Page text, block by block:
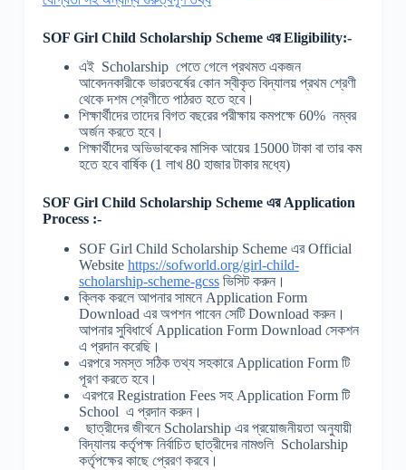
SOF Girl Child Scholarship Schemeএর Eligibility:-
এই Scholarship পেতে গেলে প্রথমত একজন
আবেদনকারীকে ভারতবর্ষের কোন স্বীকৃত বিদ্যালয় প্রথম শ্রেণী
থেকে দশম শ্রেণীতে পাঠরত হতে হবে।
শিক্ষার্থীদের তাদের বিগত বছরের পরীক্ষায় কমপক্ষে 60% নম্বর
অর্জন করতে হবে।
শিক্ষার্থীদের অভিভাবকের মাসিক আয়ের 15000 টাকা বা তার কম
হতে হবে বার্ষিক (1 লাখ 80 হাজার টাকার মধ্যে)
SOF Girl Child Scholarship Schemeএর Application
Process :-
SOF Girl Child Scholarship Scheme এর Official
Website https://sofworld.org/girl-child-
scholarship-scheme-gcssভিসিট করুন।
ক্লিক করলে আপনার সামনে Application Form
Download এর অপশন পাবেন সেটি Download করুন।
আপনার সুবিধার্থে Application Form Download সেকশন
এ প্রদান করেছি।
এরপরে সমস্ত সঠিক তথ্য সহকারে Application Form টি
পূরণ করতে হবে।
এরপরে Registration Fees সহ Application Form টি
School এ প্রদান করুন।
ছাত্রীদের জীবনে Scholarship এর প্রয়োজনীয়তা অনুযায়ী
বিদ্যালয় কর্তৃপক্ষ নির্বাচিত ছাত্রীদের নামগুলি Scholarship
কর্তৃপক্ষের কাছে প্রেরণ করবে।